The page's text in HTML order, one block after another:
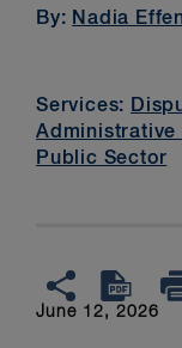
June 12, 2026
By: Nadia
Services:
Administrative
Public Sector